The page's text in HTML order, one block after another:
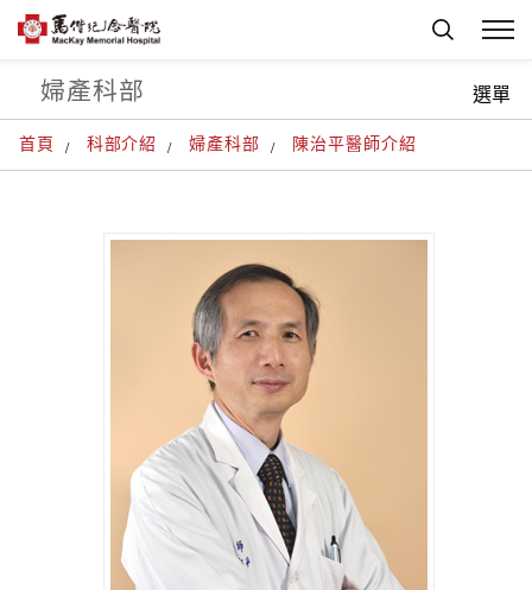
首頁 科部介紹 婦產科部 陳治平醫師介紹
婦產科部 選單